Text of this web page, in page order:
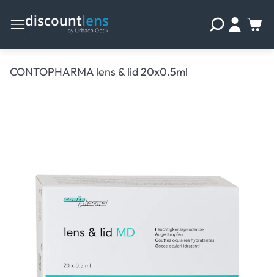
CONTOPHARMA lens & lid 20x0.5ml